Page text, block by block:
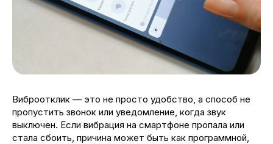
Виброотклик — это не просто удобство, а способ не
пропустить звонок или уведомление, когда звук
выключен. Если вибрация на смартфоне пропала или
стала сбоить, причина может быть как программной,